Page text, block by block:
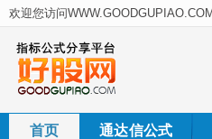
首页 通达信公式